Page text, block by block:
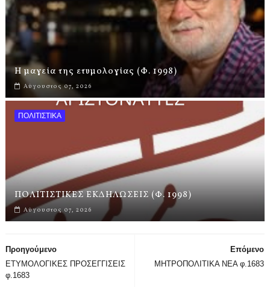
Η μαγεία της ετυμολογίας (Φ. 1998)
Αύγουστος 07, 2026
ΠΟΛΙΤΙΣΤΙΚΑ
ΠΟΛΙΤΙΣΤΙΚΕΣ ΕΚΔΗΛΩΣΕΙΣ (Φ. 1998)
Αύγουστος 07, 2026
Επόμενο
ΜΗΤΡΟΠΟΛΙΤΙΚΑ ΝΕΑ φ.1683
Προηγούμενο
ΕΤΥΜΟΛΟΓΙΚΕΣ ΠΡΟΣΕΓΓΙΣΕΙΣ
φ.1683